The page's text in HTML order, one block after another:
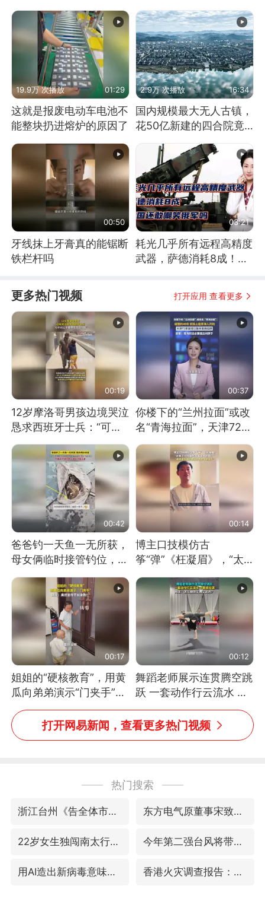
19.9万 次播放 01:29
这就是报废电动车电池不
能整块扔进熔炉的原因了
2.9万 次播放 16:34
国内规模最大无人古镇，
花50亿新建的四合院竟
00:50
牙线抹上牙膏真的能锯断
铁栏杆吗
03:21
耗光几乎所有远程高精度
武器，萨德消耗8成！美
更多热门视频 打开应用 查看更多
00:19
12岁摩洛哥男孩边境哭泣
恳求西班牙士兵：“可不
可以不要把我遣返回国”
00:37
你楼下的“兰州拉面”或改
名“青海拉面”，天津72家
面馆已集体更换招牌
00:42
爸爸钓一天鱼一无所获，
母女俩临时接管钓位，用
玩具鱼竿钓上大鱼
00:14
博主口技模仿古
筝“弹”《枉凝眉》，“太
像了～你是吃古筝长大的
吗？”“或将成为首位考级
不带古筝的选手。”（来
源：新华每日电讯）
00:17
姐姐的“硬核教育”，用黄
瓜向弟弟演示“门夹手”，
网友：果然言传不如身
教！
00:12
舞蹈老师展示连贯腾空跳
跃 一套动作行云流水 节
奏感拉满 网友：怎么做
到又舞又武的？
打开网易新闻，查看更多热门视频
热门搜索
浙江台州《告全体市民书》 东方电气原董事宋致远被查
22岁女生独闯南太行失联12天 今年第二强台风将带来多大影响
用AI造出新病毒意味着什么 香港火灾调查报告：大火或由烟头引起